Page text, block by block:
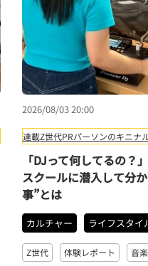
2026/08/03 20:00
連載Z世代PRパーソンのキニナ
「DJって何してるの？
スクールに潜入して分
事”とは
カルチャー ライフスタイ
Z世代 体験レポート 音楽